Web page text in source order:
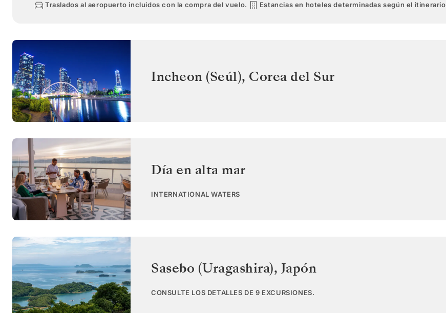
Traslados al aeropuerto incluidos con la compra del vuelo. Estancias en hoteles determinadas según el itinerario
Incheon (Seúl), Corea del Sur
Día en alta mar
INTERNATIONAL WATERS
Sasebo (Uragashira), Japón
CONSULTE LOS DETALLES DE 9 EXCURSIONES.